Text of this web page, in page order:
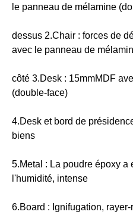
le panneau de mélamine
dessus 2.Chair : forces de
avec le panneau de
côté 3.Desk : 15mmMDF
(double-face)
4.Desk et bord de
biens
5.Metal : La poudre époxy a
l'humidité, intense
6.Board : Ignifugation,